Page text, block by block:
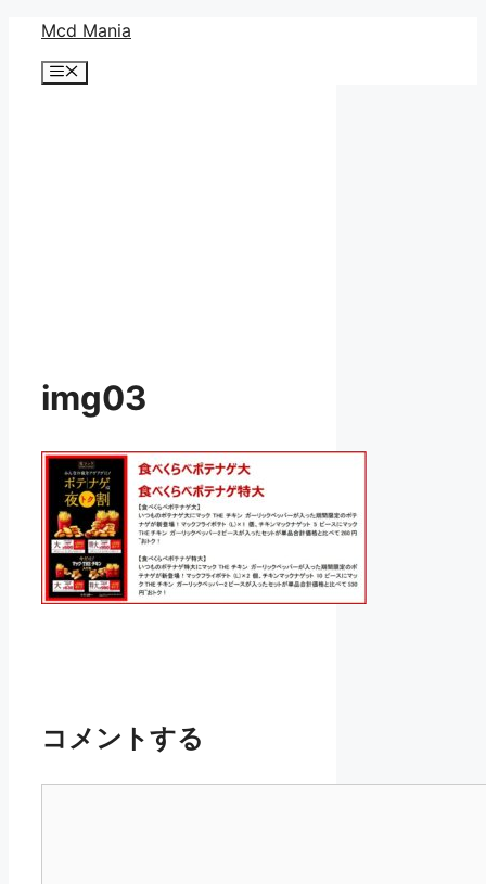
Mcd Mania
メ
img03
コメントする